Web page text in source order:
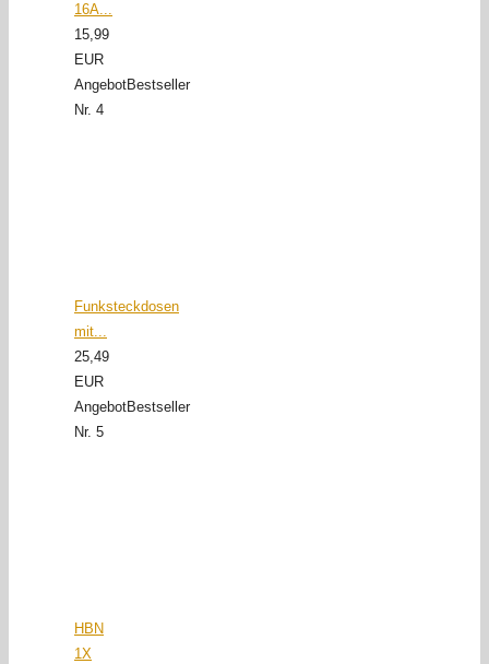
16A...
15,99
EUR
AngebotBestseller
Nr. 4
Funksteckdosen
mit...
25,49
EUR
AngebotBestseller
Nr. 5
HBN
1X